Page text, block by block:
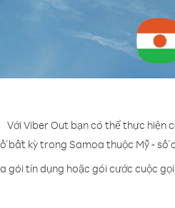
Với Viber Out bạn có thể thực hiện
bất kỳ trong Samoa thuộc Mỹ - số
gói tín dụng hoặc gói cước cuộc